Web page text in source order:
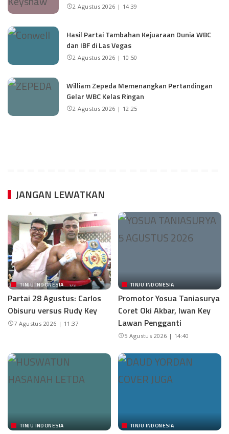
2 Agustus 2026 | 14:39
Hasil Partai Tambahan Kejuaraan Dunia WBC
dan IBF di Las Vegas
2 Agustus 2026 | 10:50
William Zepeda Memenangkan Pertandingan
Gelar WBC Kelas Ringan
2 Agustus 2026 | 12:25
JANGAN LEWATKAN
TINJU INDONESIA
Partai 28 Agustus: Carlos
Obisuru versus Rudy Key
7 Agustus 2026 | 11:37
TINJU INDONESIA
Promotor Yosua Taniasurya
Coret Oki Akbar, Iwan Key
Lawan Pengganti
5 Agustus 2026 | 14:40
TINJU INDONESIA TINJU INDONESIA